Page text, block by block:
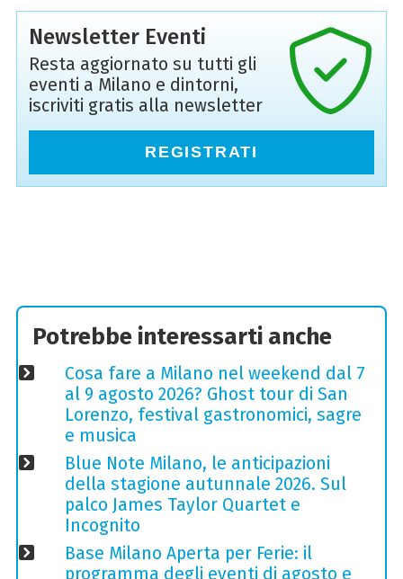
Newsletter Eventi
Resta aggiornato su tutti gli
eventi a Milano e dintorni,
iscriviti gratis alla newsletter
REGISTRATI
Potrebbe interessarti anche
Cosa fare a Milano nel weekend dal 7
al 9 agosto 2026? Ghost tour di San
Lorenzo, festival gastronomici, sagre
e musica
Blue Note Milano, le anticipazioni
della stagione autunnale 2026. Sul
palco James Taylor Quartet e
Incognito
Base Milano Aperta per Ferie: il
programma degli eventi di agosto e